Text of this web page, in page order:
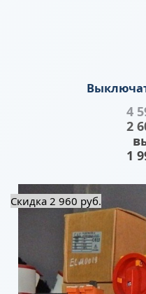
4
2
1
Скидка 2 960 руб.